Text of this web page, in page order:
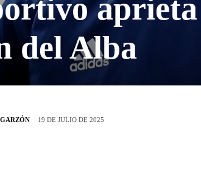
del Alba
19 DE JULIO DE 2025